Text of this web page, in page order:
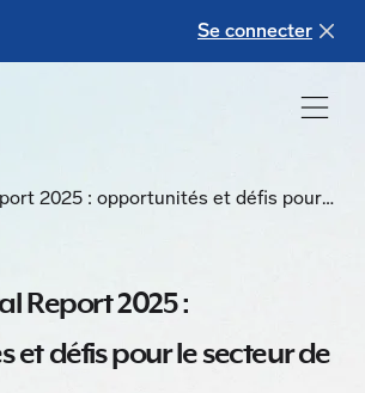
Se connecter
2025 : opportunités et défis pour
Report 2025 :
et défis pour le secteur de